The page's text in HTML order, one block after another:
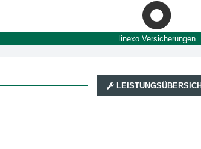
linexo Versicherungen